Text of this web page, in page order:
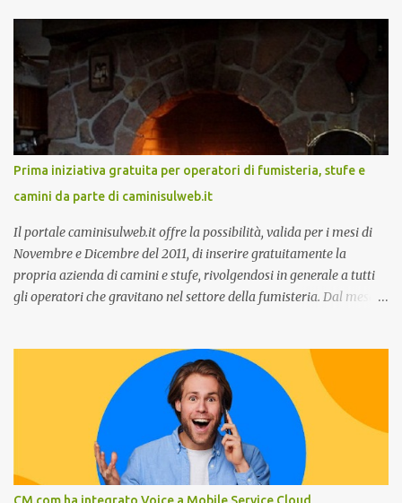
tramite WhatsApp Business ”. Il primo appuntamento è per le ore
14:30 con Cristina Parigi, Country Manager di CM.com Italia, che
terrà una presentazione dal titolo:” Il presente e futuro del
Customer care omnicanale: come incontrare le aspettative dei
clienti ”. I punti che verranno affrontati sono il Customer care, lo
stato dell’arte e i punti di miglioramento, quali i molteplici canali di
comunicazione e quali utilizzare in ottica di miglioramento, le
previsioni da oggi al 2030 su come rispondere alle aspettative del
c...
Prima iniziativa gratuita per operatori di fumisteria, stufe e
camini da parte di caminisulweb.it
Il portale caminisulweb.it offre la possibilità, valida per i mesi di
Novembre e Dicembre del 2011, di inserire gratuitamente la
propria azienda di camini e stufe, rivolgendosi in generale a tutti
gli operatori che gravitano nel settore della fumisteria. Dal mese di
impianti di riscaldamento, stufe e camini, e fumisteria in generale
offre la registrazione gratuita a vantaggio di tutte le aziende
operanti nel settore. E’ possibile infatti all’interno del sito inserire
gratuitamente i propri dati aziendali, indirizzi, recapiti, recensione
(che verrà corretta, migliorata e modificata all’occorrenza da
redattori specializzati), immagini dei prodotti e fino a un massimo
di 5 servizi e prodotti specificandone uno o più principali. Le